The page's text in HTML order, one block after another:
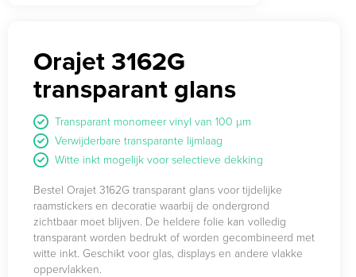
Orajet 3162G
transparant glans
Transparant monomeer vinyl van 100 µm
Verwijderbare transparante lijmlaag
Witte inkt mogelijk voor selectieve dekking
Bestel Orajet 3162G transparant glans voor tijdelijke
raamstickers en decoratie waarbij de ondergrond
zichtbaar moet blijven. De heldere folie kan volledig
transparant worden bedrukt of worden gecombineerd met
witte inkt. Geschikt voor glas, displays en andere vlakke
oppervlakken.